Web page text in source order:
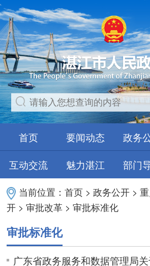
首页 要闻动态 政务
互动交流
魅力湛江 部门
当前位置：首页 >政务公开 >
开 >审批改革 >审批标准化
审批标准化
广东省政务服务和数据管理局